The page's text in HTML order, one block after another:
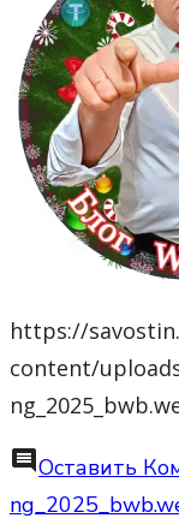
https://
content/
commentОставить